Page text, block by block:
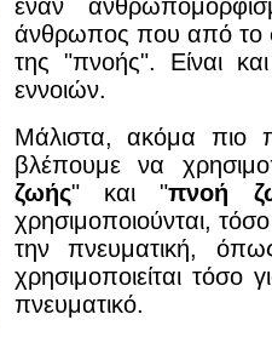
έναν
άνθρωπος που από το
της "πνοής". Είναι
εννοιών.
Μάλιστα, ακόμα πιο
βλέπουμε να
ζωής" και "πνοή
χρησιμοποιούνται,
την πνευματική,
χρησιμοποιείται τόσο
πνευματικό.